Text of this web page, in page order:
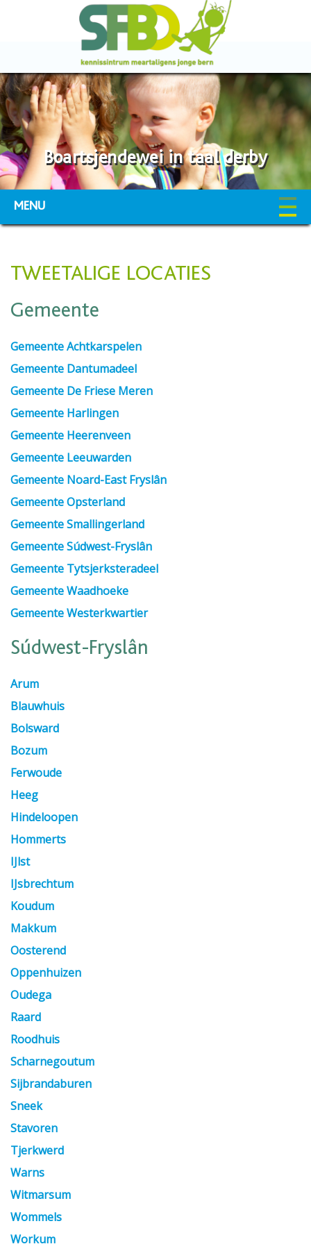
Boartsjendewei in taal derby
MENU
TWEETALIGE LOCATIES
Gemeente
Gemeente Achtkarspelen
Gemeente Dantumadeel
Gemeente De Friese Meren
Gemeente Harlingen
Gemeente Heerenveen
Gemeente Leeuwarden
Gemeente Noard-East Fryslân
Gemeente Opsterland
Gemeente Smallingerland
Gemeente Súdwest-Fryslân
Gemeente Tytsjerksteradeel
Gemeente Waadhoeke
Gemeente Westerkwartier
Súdwest-Fryslân
Arum
Blauwhuis
Bolsward
Bozum
Ferwoude
Heeg
Hindeloopen
Hommerts
IJlst
IJsbrechtum
Koudum
Makkum
Oosterend
Oppenhuizen
Oudega
Raard
Roodhuis
Scharnegoutum
Sijbrandaburen
Sneek
Stavoren
Tjerkwerd
Warns
Witmarsum
Wommels
Workum